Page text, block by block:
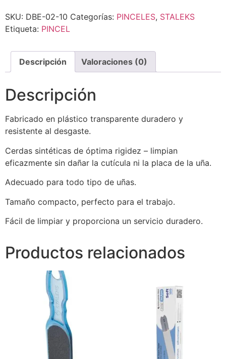
SKU: DBE-02-10 Categorías: PINCELES, STALEKS
Etiqueta: PINCEL
Descripción Valoraciones (0)
Descripción
Fabricado en plástico transparente duradero y
resistente al desgaste.
Cerdas sintéticas de óptima rigidez – limpian
eficazmente sin dañar la cutícula ni la placa de la uña.
Adecuado para todo tipo de uñas.
Tamaño compacto, perfecto para el trabajo.
Fácil de limpiar y proporciona un servicio duradero.
Productos relacionados